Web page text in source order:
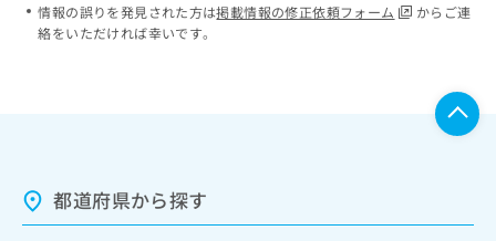
情報の誤りを発見された方は掲載情報の修正依頼フォーム
からご連
絡をいただければ幸いです。
都道府県から探す